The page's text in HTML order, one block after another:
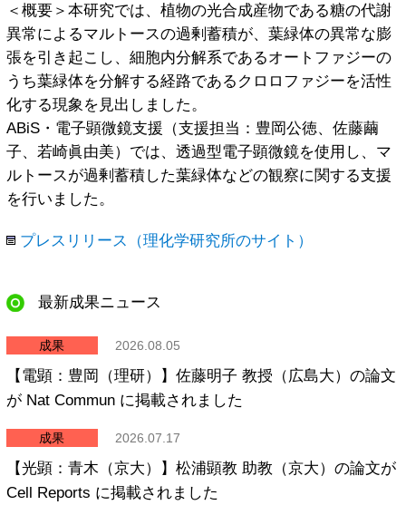
支援機器紹介
Acknowledgements
オンライン申請システムはこちら
2016年度～2024年度 ABiS支援課題一覧
国際連携構築に向けたABiSの活動
リンク集
お問い合わせ
Powered by
Translate
＜概要＞本研究では、植物の光合成産物である糖の代謝
異常によるマルトースの過剰蓄積が、葉緑体の異常な膨
張を引き起こし、細胞内分解系であるオートファジーの
うち葉緑体を分解する経路であるクロロファジーを活性
化する現象を見出しました。
ABiS・電子顕微鏡支援（支援担当：豊岡公徳、佐藤繭
子、若崎眞由美）では、透過型電子顕微鏡を使用し、マ
ルトースが過剰蓄積した葉緑体などの観察に関する支援
を行いました。
プレスリリース（理化学研究所のサイト）
最新成果ニュース
成果 2026.08.05
【電顕：豊岡（理研）】佐藤明子 教授（広島大）の論文
が Nat Commun に掲載されました
成果 2026.07.17
【光顕：青木（京大）】松浦顕教 助教（京大）の論文が
Cell Reports に掲載されました